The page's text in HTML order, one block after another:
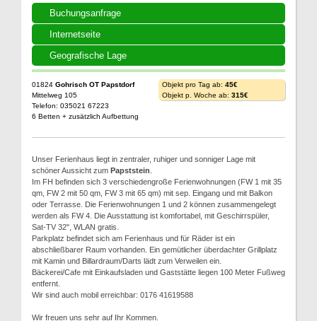
Buchungsanfrage
Internetseite
Geografische Lage
01824 Gohrisch OT Papstdorf
Mittelweg 105
Telefon: 035021 67223
6 Betten + zusätzlich Aufbettung
Objekt pro Tag ab: 45€
Objekt p. Woche ab: 315€
Unser Ferienhaus liegt in zentraler, ruhiger und sonniger Lage mit
schöner Aussicht zum Papststein
Im FH befinden sich 3 verschiedengroße Ferienwohnungen (FW 1 mit 35
qm, FW 2 mit 50 qm, FW 3 mit 65 qm) mit sep. Eingang und mit Balkon
oder Terrasse. Die Ferienwohnungen 1 und 2 können zusammengelegt
werden als FW 4. Die Ausstattung ist komfortabel, mit Geschirrspüler,
Sat-TV 32", WLAN gratis.
Parkplatz befindet sich am Ferienhaus und für Räder ist ein
abschließbarer Raum vorhanden. Ein gemütlicher überdachter Grillplatz
mit Kamin und Billardraum/Darts lädt zum Verweilen ein.
Bäckerei/Cafe mit Einkaufsladen und Gaststätte liegen 100 Meter Fußweg
entfernt.
Wir sind auch mobil erreichbar: 0176 41619588
Wir freuen uns sehr auf Ihr Kommen.